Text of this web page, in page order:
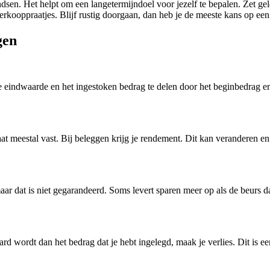
Het helpt om een langetermijndoel voor jezelf te bepalen. Zet
Blijf rustig doorgaan, dan heb je de meeste kans op
en het ingestoken bedrag te delen door het beginbedrag
meestal vast. Bij beleggen krijg je rendement. Dit kan veranderen
dat is niet gegarandeerd. Soms levert sparen meer op als de
wordt dan het bedrag dat je hebt ingelegd, maak je verlies. Dit is